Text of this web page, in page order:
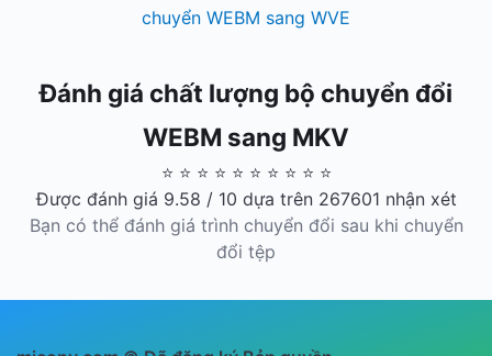
chuyển WEBM sang WVE
Đánh giá chất lượng bộ chuyển đổi
WEBM sang MKV
⭐ ⭐ ⭐ ⭐ ⭐ ⭐ ⭐ ⭐ ⭐ ⭐
Được đánh giá 9.58 / 10 dựa trên 267601 nhận xét
Bạn có thể đánh giá trình chuyển đổi sau khi chuyển
đổi tệp